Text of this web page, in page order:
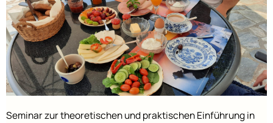
Seminar zur theoretischen und praktischen Einführung in